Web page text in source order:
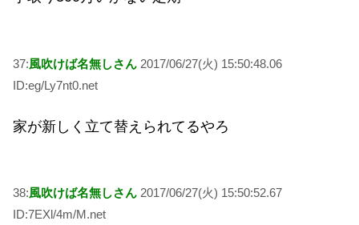
37:風吹けば名無しさん 2017/06/27(火) 15:50:48.06
ID:eg/Ly7nt0.net
家が新しく立て替えられてるやろ
38:風吹けば名無しさん 2017/06/27(火) 15:50:52.67
ID:7EXl/4m/M.net